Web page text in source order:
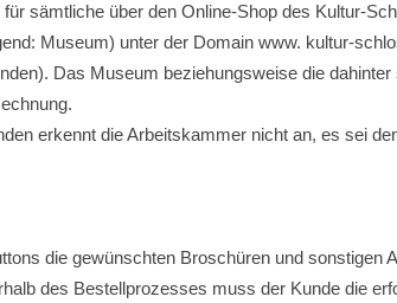
sämtliche über den Online-Shop des Kultur-
Museum) unter der Domain www. kultur-
Das Museum beziehungsweise die
erkennt die Arbeitskammer nicht an, es sei
die gewünschten Broschüren und sonstigen
des Bestellprozesses muss der Kunde die